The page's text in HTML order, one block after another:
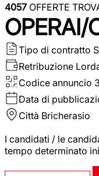
4057 OFFERTE
OPERAI/
Tipo di contratto
Retribuzione
Codice annuncio
Data di
Città Bricherasio
I candidati / le
tempo determinato